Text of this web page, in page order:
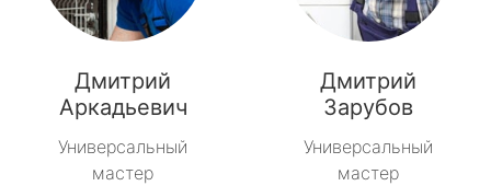
Дмитрий
Аркадьевич
Универсальный
мастер
Дмитрий
Зарубов
Универсальный
мастер